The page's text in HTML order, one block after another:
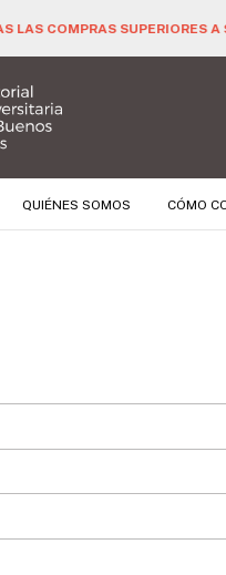
SUPERIORES A $ 40.000 🚚
QUIÉNES SOMOS CÓMO